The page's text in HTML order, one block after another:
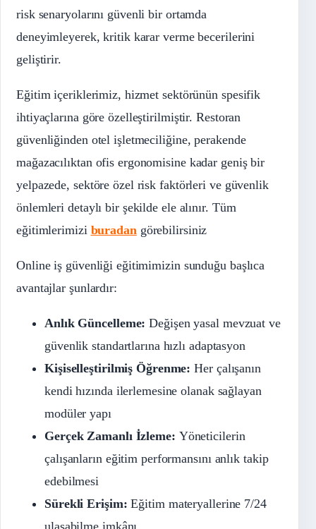
risk senaryolarını güvenli bir ortamda
deneyimleyerek, kritik karar verme becerilerini
geliştirir.
Eğitim içeriklerimiz, hizmet sektörünün spesifik
ihtiyaçlarına göre özelleştirilmiştir. Restoran
güvenliğinden otel işletmeciliğine, perakende
mağazacılıktan ofis ergonomisine kadar geniş bir
yelpazede, sektöre özel risk faktörleri ve güvenlik
önlemleri detaylı bir şekilde ele alınır. Tüm
eğitimlerimizi buradangörebilirsiniz
Online iş güvenliği eğitimimizin sunduğu başlıca
avantajlar şunlardır:
Anlık Güncelleme: Değişen yasal mevzuat ve
güvenlik standartlarına hızlı adaptasyon
Kişiselleştirilmiş Öğrenme: Her çalışanın
kendi hızında ilerlemesine olanak sağlayan
modüler yapı
Gerçek Zamanlı İzleme: Yöneticilerin
çalışanların eğitim performansını anlık takip
edebilmesi
Sürekli Erişim: Eğitim materyallerine 7/24